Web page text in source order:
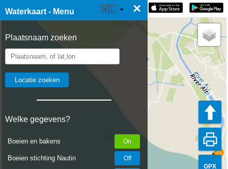
Waterkaart - Menu ×
Plaatsnaam zoeken
Welke gegevens?
Boeien en bakens
Boeien stichting Nautin
☰ Waterkaart Live 🇳🇱
GPX